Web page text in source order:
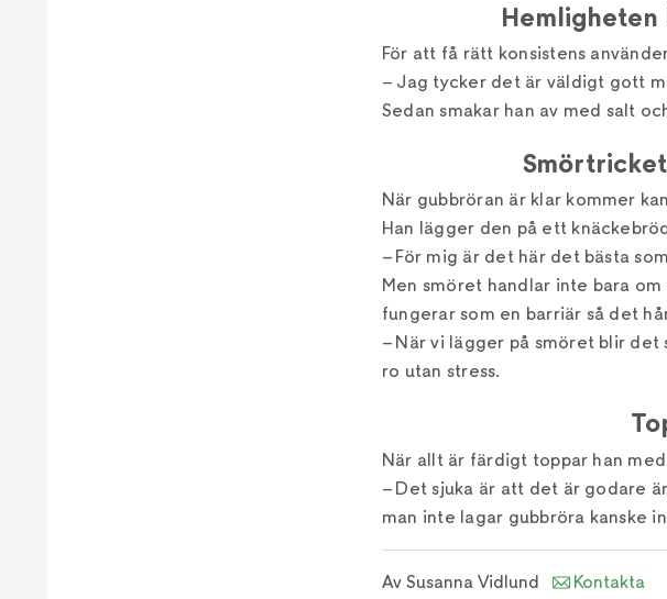
Hemligheten
För att få rätt konsistens
– Jag tycker det är väldigt gott
Sedan smakar han av med salt
När gubbröran är klar kommer
Han lägger den på ett
– För mig är det här det bästa
Men smöret handlar inte bara
fungerar som en barriär så det
– När vi lägger på smöret blir det
ro utan stress.
När allt är färdigt toppar han
– Det sjuka är att det är godare
man inte lagar gubbröra kanske
Av Susanna Vidlund
Kontakta